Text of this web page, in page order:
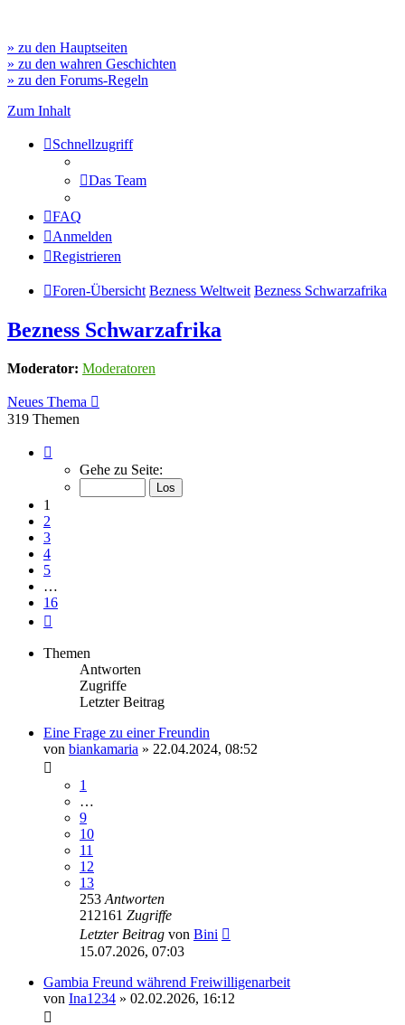
» zu den Hauptseiten
» zu den wahren Geschichten
» zu den Forums-Regeln
Zum Inhalt
Schnellzugriff
Das Team
FAQ
Anmelden
Registrieren
Foren-Übersicht Bezness Weltweit Bezness Schwarzafrika
Bezness Schwarzafrika
Moderator: Moderatoren
Neues Thema
319 Themen
von
Gehe zu Seite:
1
2
3
4
5
…
16
Themen
Antworten
Zugriffe
Letzter Beitrag
Eine Frage zu einer Freundin
von biankamaria » 22.04.2024, 08:52
1
…
9
10
11
12
13
253 Antworten
212161 Zugriffe
Letzter Beitrag von Bini
15.07.2026, 07:03
Gambia Freund während Freiwilligenarbeit
von Ina1234 » 02.02.2026, 16:12